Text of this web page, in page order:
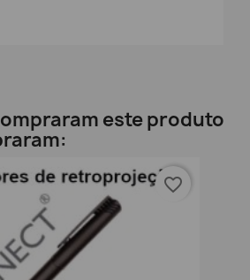
este produto
favorite_border